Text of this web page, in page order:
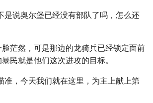
是说奥尔堡已经没有部队了吗，怎么还
茫然，可是那边的龙骑兵已经锁定面前
民就是他们这次进攻的目标。
准，今天我们就在这里，为主上献上第